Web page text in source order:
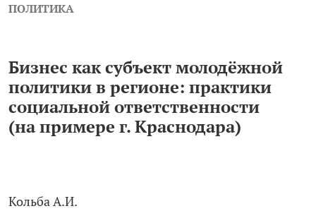
ПОЛИТИКА
Бизнес как субъект молодёжной
политики в регионе: практики
социальной ответственности
(на примере г. Краснодара)
Кольба А.И.